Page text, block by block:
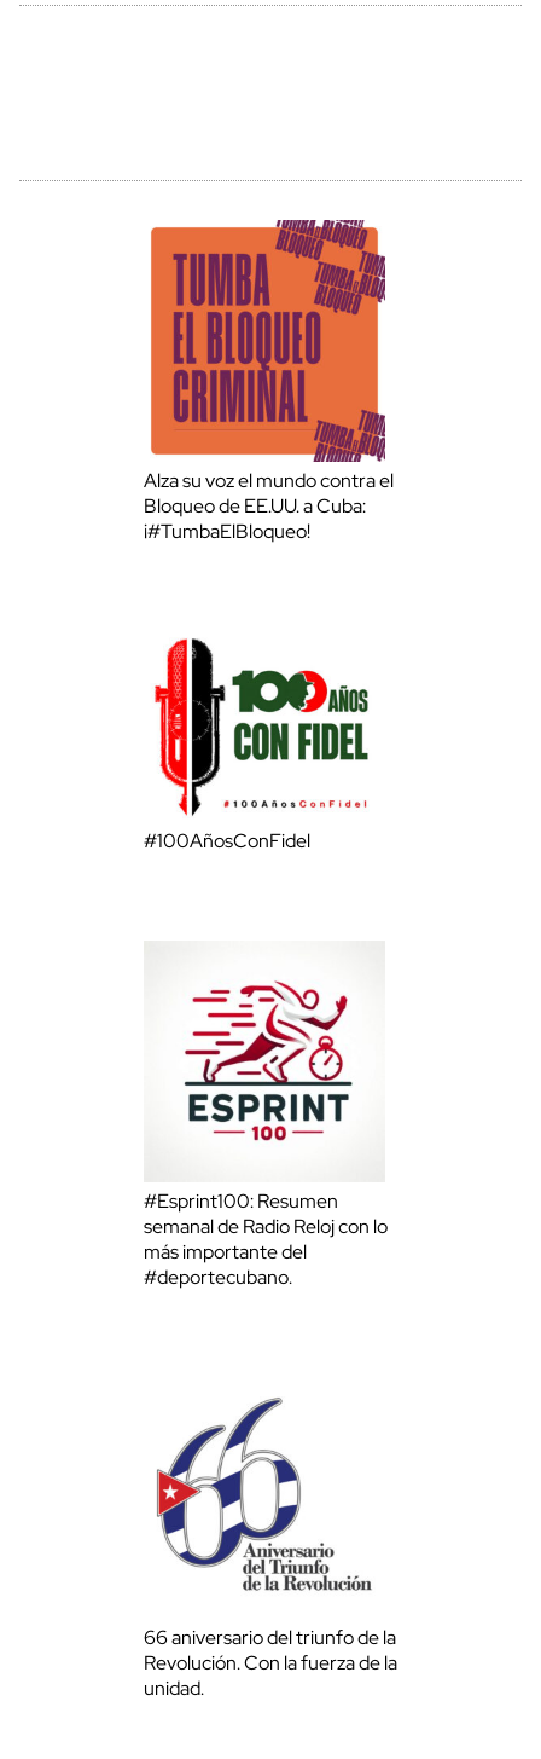
Alza su voz el mundo contra el
Bloqueo de EE.UU. a Cuba:
¡#TumbaElBloqueo!
#100AñosConFidel
#Esprint100: Resumen
semanal de Radio Reloj con lo
más importante del
#deportecubano.
66 aniversario del triunfo de la
Revolución. Con la fuerza de la
unidad.